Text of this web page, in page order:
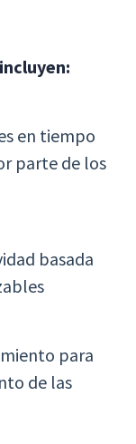
en tiempo
parte de los
basada
para
de las